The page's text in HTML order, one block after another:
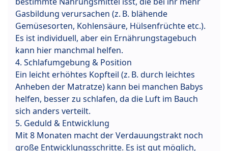
Gasbildung verursachen (z. B. blähende
Gemüsesorten, Kohlensäure, Hülsenfrüchte etc.).
Es ist individuell, aber ein Ernährungstagebuch
kann hier manchmal helfen.
4. Schlafumgebung & Position
Ein leicht erhöhtes Kopfteil (z. B. durch leichtes
Anheben der Matratze) kann bei manchen Babys
helfen, besser zu schlafen, da die Luft im Bauch
sich anders verteilt.
5. Geduld & Entwicklung
Mit 8 Monaten macht der Verdauungstrakt noch
große Entwicklungsschritte. Es ist gut möglich,